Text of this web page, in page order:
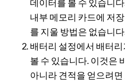
데이터를 볼 수 있습니
내부 메모리 카드에 저
를 지울 방법은 없습니
배터리 설정에서 배터
볼 수 있습니다. 이것은
아니라 견적을 얻으려